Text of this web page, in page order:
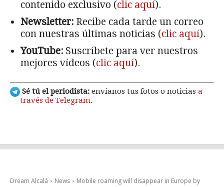
contenido exclusivo (clic aquí).
Newsletter: Recibe cada tarde un correo
con nuestras últimas noticias (clic aquí).
YouTube: Suscríbete para ver nuestros
mejores vídeos (clic aquí).
Sé tú el periodista: envíanos tus fotos o noticias a
través de Telegram.